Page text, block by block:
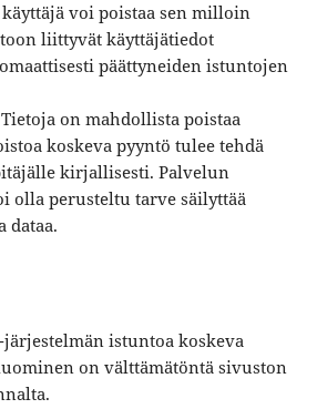
voi poistaa sen milloin
liittyvät käyttäjätiedot
päättyneiden istuntojen
on mahdollista poistaa
koskeva pyyntö tulee tehdä
kirjallisesti. Palvelun
olla perusteltu tarve säilyttää
dataa.
järjestelmän istuntoa koskeva
on välttämätöntä sivuston